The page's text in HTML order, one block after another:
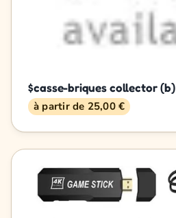
$casse-briques collector (b)
à partir de 25,00 €